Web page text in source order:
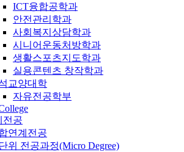
ICT융합공학과
안전관리학과
사회복지상담학과
시니어운동처방학과
생활스포츠지도학과
실용콘텐츠 창작학과
교양대학
자유전공학부
전공
연계전공
위 전공과정(Micro Degree)